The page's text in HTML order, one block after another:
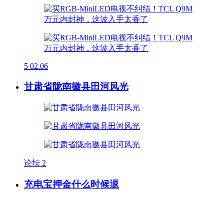
5 02.06
甘肃省陇南徽县田河风光
论坛 2
充电宝押金什么时候退